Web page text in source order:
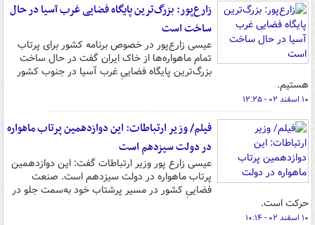
زارع‌پور:‌ بزرگ‌ترین پایگاه فضایی غرب آسیا در حال
ساخت است
عیسی زارع‌پور در خصوص برنامه کشور برای پرتاب
تمام ماهواره‌ها از خاک ایران گفت در حال ساخت
بزرگ‌ترین پایگاه فضاییِ غرب آسیا در جنوب کشور
هستیم.
۱۰ اسفند ۰۲ - ۱۲:۲۵
فیلم/ وزیر ارتباطات: این دوازدهمین پرتاب ماهواره
در دولت سیزدهم است
عیسی زارع پور وزیر ارتباطات گفت: این دوازدهمین
پرتاب ماهواره در دولت سیزدهم است. صنعت
فضاییِ کشور در مسیر پرشتاب خود به‌سمت جلو در
حرکت است.
۱۰ اسفند ۰۲ - ۱۰:۱۴